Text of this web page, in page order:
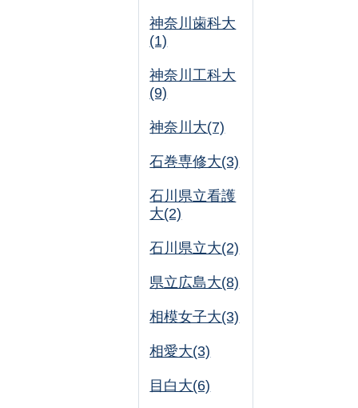
神奈川歯科大
(1)
神奈川工科大
(9)
神奈川大(7)
石巻専修大(3)
石川県立看護
大(2)
石川県立大(2)
県立広島大(8)
相模女子大(3)
相愛大(3)
目白大(6)